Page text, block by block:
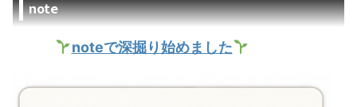
note
noteで深掘り始めました